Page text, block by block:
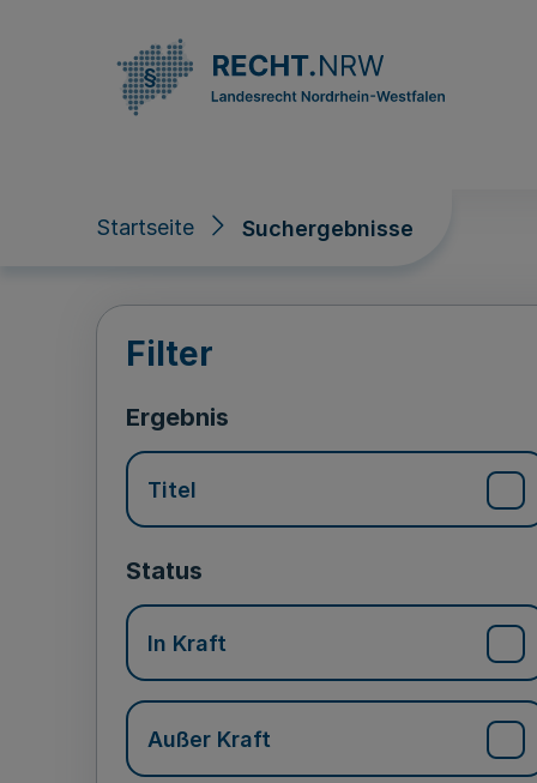
Startseite Suchergebnisse
Suchergebnisse
Filter
Ergebnis
Titel
Status
In Kraft
Außer Kraft